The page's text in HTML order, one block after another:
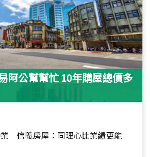
阿公幫幫忙 10年購屋總價多
信義房屋：同理心比業績更能